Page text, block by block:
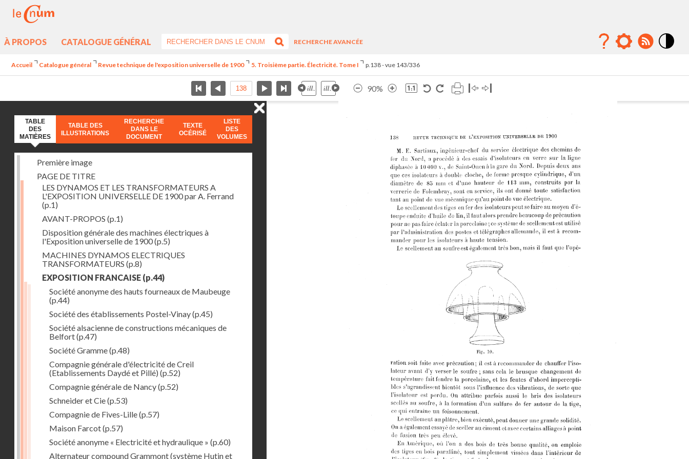
À PROPOS CATALOGUE GÉNÉRAL
RECHERCHE AVANCÉE
Accueil Catalogue général Revue technique de l'exposition universelle de 1900 5. Troisième partie. Électricité. Tome I p.138 - vue 143/336
90%
TABLE
DES
MATIÈRES
TABLE DES
ILLUSTRATIONS
RECHERCHE
DANS LE
DOCUMENT
TEXTE
OCÉRISÉ
LISTE
DES
VOLUMES
Première image
PAGE DE TITRE
LES DYNAMOS ET LES TRANSFORMATEURS A
L'EXPOSITION UNIVERSELLE DE 1900 par A. Ferrand
(p.1)
AVANT-PROPOS (p.1)
Disposition générale des machines électriques à
l'Exposition universelle de 1900(p.5)
MACHINES DYNAMOS ELECTRIQUES
TRANSFORMATEURS (p.8)
EXPOSITION FRANCAISE (p.44)
Société anonyme des hauts fourneaux de Maubeuge
(p.44)
Société des établissements Postel-Vinay(p.45)
Société alsacienne de constructions mécaniques de
Belfort(p.47)
Société Gramme(p.48)
Compagnie générale d'électricité de Creil
(Etablissements Daydé et Pillé) (p.52)
Compagnie générale de Nancy(p.52)
Schneider et Cie(p.53)
Compagnie de Fives-Lille(p.57)
Maison Farcot(p.57)
Société anonyme « Electricité et hydraulique » (p.60)
Alternateur compound Grammont (système Hutin et